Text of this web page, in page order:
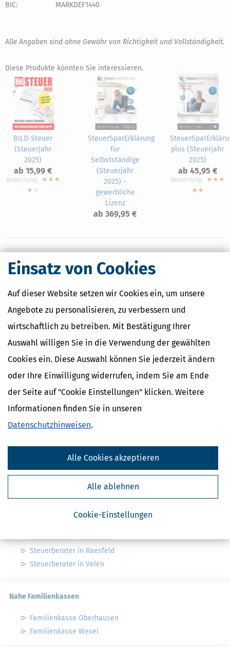
Einsatz von Cookies
Auf dieser Website setzen wir Cookies ein, um unsere
Angebote zu personalisieren, zu verbessern und
wirtschaftlich zu betreiben. Mit Bestätigung Ihrer
Auswahl willigen Sie in die Verwendung der gewählten
Cookies ein. Diese Auswahl können Sie jederzeit ändern
oder Ihre Einwilligung widerrufen, indem Sie am Ende
der Seite auf "Cookie Einstellungen" klicken. Weitere
Informationen finden Sie in unseren
Datenschutzhinweisen.
Cookie-Einstellungen
Alle ablehnen
Alle Cookies akzeptieren
BIC:
MARKDEF1440
Alle Angaben sind ohne Gewähr von Richtigkeit und Vollständigkeit.
Diese Produkte könnten Sie interessieren.
BILD-Steuer
(Steuerjahr
2025)
ab 15,99 €
Bewertung:
SteuerSparErklärung
für
Selbstständige
(Steuerjahr
2025) -
gewerbliche
Lizenz
ab 369,95 €
plus (Steuerjahr
2025)
ab 45,95 €
Bewertung:
Nahe Finanzämter
Finanzamt Bottrop
Finanzamt Dinslaken
Finanzamt Oberhausen-Nord
Finanzamt Oberhausen-Süd
Finanzämter in Deutschland
Finanzämter in Nordrhein-Westfalen
Steuerberater in Südlohn
Steuerberater in Raesfeld
Steuerberater in Velen
Nahe Familienkassen
Familienkasse Oberhausen
Familienkasse Wesel